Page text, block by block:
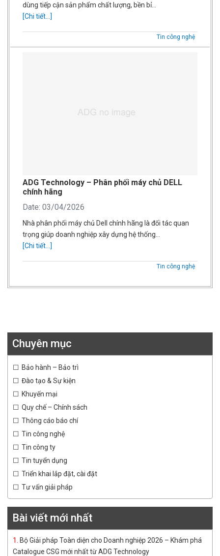
dùng tiếp cận sản phẩm chất lượng, bền bỉ…
[Chi tiết...]
Tin công nghệ
ADG Technology – Phân phối máy chủ DELL
chính hãng
Date: 03/04/2026
Nhà phân phối máy chủ Dell chính hãng là đối tác quan
trọng giúp doanh nghiệp xây dựng hệ thống…
[Chi tiết...]
Tin công nghệ
Chuyên mục
Bảo hành – Bảo trì
Đào tạo & Sự kiện
Khuyến mại
Quy chế – Chính sách
Thông cáo báo chí
Tin công nghệ
Tin công ty
Tin tuyển dụng
Triển khai lắp đặt, cài đặt
Tư vấn giải pháp
Bài viết mới nhất
Bộ Giải pháp Toàn diện cho Doanh nghiệp 2026 – Khám phá
Catalogue CSG mới nhất từ ADG Technology